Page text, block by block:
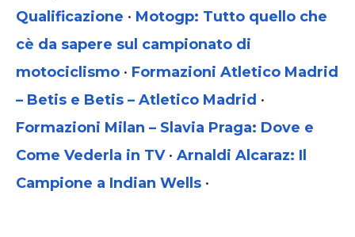
Qualificazione • Motogp: Tutto quello che
cè da sapere sul campionato di
motociclismo • Formazioni Atletico Madrid
– Betis e Betis – Atletico Madrid •
Formazioni Milan – Slavia Praga: Dove e
Come Vederla in TV• Arnaldi Alcaraz: Il
Campione a Indian Wells •